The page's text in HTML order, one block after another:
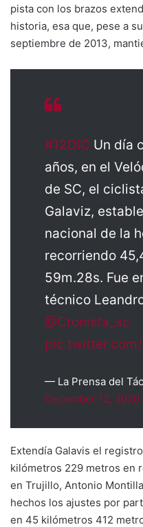
pista con los brazos
historia, esa que, pese a
septiembre de 2013,
#12DIC Un día
años, en el
de SC, el
Galaviz,
nacional de la
recorriendo
59m.28s. Fue
técnico
@Cronista_sc
— La Prensa del
December 12, 2020
Extendía Galavis el
kilómetros 229 metros en
en Trujillo, Antonio
hechos los ajustes por
en 45 kilómetros 412